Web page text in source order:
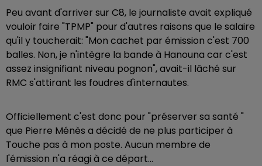
Peu avant d'arriver sur C8, le journaliste avait expliqué
vouloir faire "TPMP" pour d'autres raisons que le salaire
qu'il y toucherait: "Mon cachet par émission c'est 700
balles. Non, je n'intègre la bande à Hanouna car c'est
assez insignifiant niveau pognon", avait-il lâché sur
RMC s'attirant les foudres d'internautes.
Officiellement c'est donc pour "préserver sa santé "
que Pierre Ménès a décidé de ne plus participer à
Touche pas à mon poste. Aucun membre de
l'émission n'a réagi à ce départ...